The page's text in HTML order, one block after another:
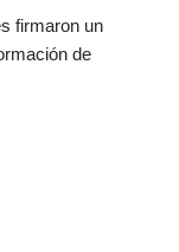
firmaron un
de